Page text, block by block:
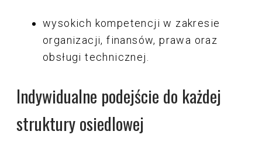
wysokich kompetencji w zakresie
organizacji, finansów, prawa oraz
obsługi technicznej.
Indywidualne podejście do każdej
struktury osiedlowej